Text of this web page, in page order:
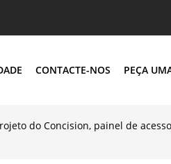
CONTACTE-NOS PEÇA
do Concision, painel de